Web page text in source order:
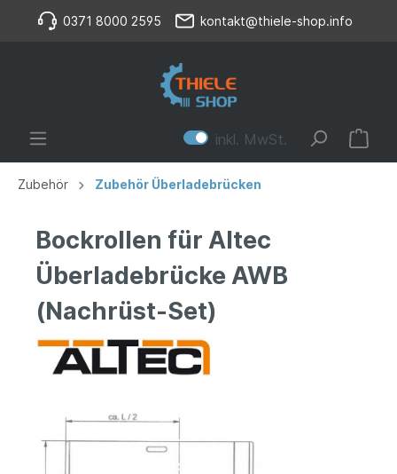
0371 8000 2595 kontakt@thiele-shop.info
inkl. MwSt.
Zubehör Zubehör Überladebrücken
Bockrollen für Altec
Überladebrücke AWB
(Nachrüst-Set)